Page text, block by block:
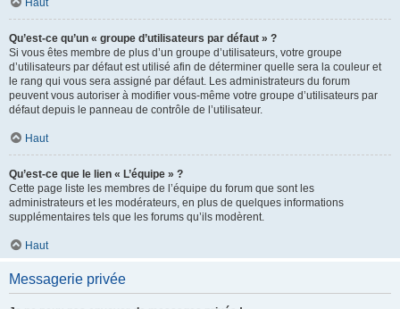
Haut
Qu’est-ce qu’un « groupe d’utilisateurs par défaut » ?
Si vous êtes membre de plus d’un groupe d’utilisateurs, votre groupe
d’utilisateurs par défaut est utilisé afin de déterminer quelle sera la couleur et
le rang qui vous sera assigné par défaut. Les administrateurs du forum
peuvent vous autoriser à modifier vous-même votre groupe d’utilisateurs par
défaut depuis le panneau de contrôle de l’utilisateur.
Haut
Qu’est-ce que le lien « L’équipe » ?
Cette page liste les membres de l’équipe du forum que sont les
administrateurs et les modérateurs, en plus de quelques informations
supplémentaires tels que les forums qu’ils modèrent.
Haut
Messagerie privée